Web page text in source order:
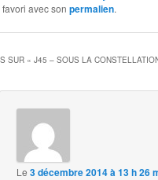
favori avec sonpermalien.
SUR «J45 – SOUS LA
Le3 décembre 2014 à 13 h 26